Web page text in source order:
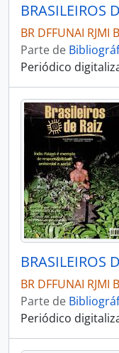
BR DFFUNAI RJMI
Parte de
Periódico
BR DFFUNAI RJMI
Parte de
Periódico